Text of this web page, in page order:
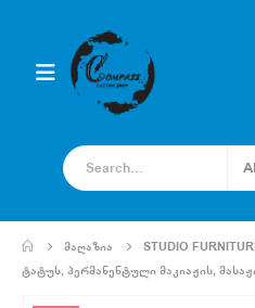
ᲛᲐᲦᲐᲖᲘᲐ STUDIO
ᲢᲐᲢᲣᲡ, ᲞᲔᲠᲛᲐᲜᲔᲜᲢᲣᲚᲘ ᲛᲐᲙᲘᲐᲟᲘᲡ,